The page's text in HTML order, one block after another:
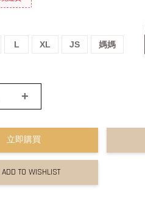
L XL JS 媽媽
+
立即購買
ADD TO WISHLIST